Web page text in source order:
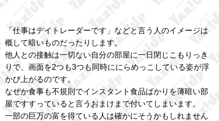
「仕事はデイトレーダーです」などと言う人のイメージは
概して暗いものだったりします。
他人との接触は一切ない自分の部屋に一日閉じこもりっき
りで、画面を2つも3つも同時ににらめっこしている姿が浮
かび上がるのです。
なぜか食事も不規則でインスタント食品ばかりを薄暗い部
屋ですすっていると言うおまけまで付いてしまいます。
一部の巨万の富を得ている人は確かにそうかもしれません